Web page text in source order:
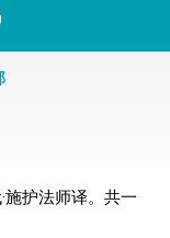
施护法师译。共一